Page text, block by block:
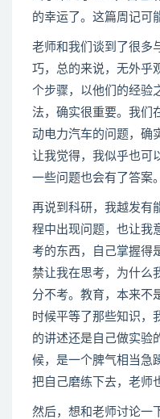
的幸运了。这篇周记可
老师和我们谈到了很多
巧，总的来说，无外乎
个步骤，以他们的经验
法，确实很重要。我们
动电力汽车的问题，确
让我觉得，我似乎也可
一些问题也会有了答案。
再说到科研，我越发有
程中出现问题，也让我
考的东西，自己掌握得
禁让我在思考，为什么
分不考。教育，本来不
时候平等了那些知识，
的讲述还是自己做实验
候，是一个脾气相当急
把自己磨练下去，老师
然后，想和老师讨论一